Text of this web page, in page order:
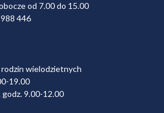
od 7.00 do 15.00
446
wielodzietnych
19.00
godz. 9.00-12.00